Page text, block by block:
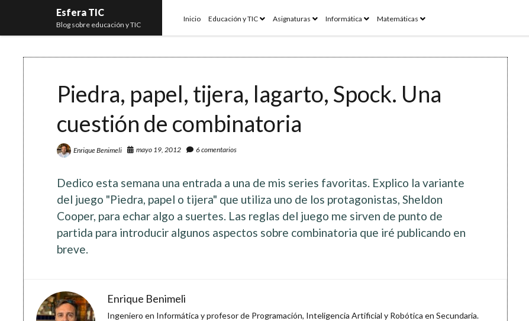
Esfera TIC
Blog sobre educación y TIC
Inicio Educación y TIC openAsignaturas openInformática openMatemáticas open
Piedra, papel, tijera, lagarto, Spock. Una
cuestión de combinatoria
Enrique Benimeli mayo 19, 2012 6 comentarios
Dedico esta semana una entrada a una de mis series favoritas. Explico la variante
del juego "Piedra, papel o tijera" que utiliza uno de los protagonistas, Sheldon
Cooper, para echar algo a suertes. Las reglas del juego me sirven de punto de
partida para introducir algunos aspectos sobre combinatoria que iré publicando en
breve.
Enrique Benimeli
Ingeniero en Informática y profesor de Programación, Inteligencia Artificial y Robótica en Secundaria.